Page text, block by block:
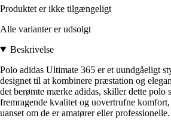
Produktet er ikke tilgængeligt
Alle varianter er udsolgt
Beskrivelse
Polo adidas Ultimate 365 er et uundgåeligt
designet til at kombinere præstation og
det berømte mærke adidas, skiller dette polo
fremragende kvalitet og uovertrufne
uanset om de er amatører eller professionelle.